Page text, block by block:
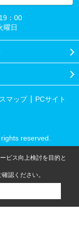
：00
曜日
マップ PCサイト
reserved.
ビス向上検討を目的と
確認ください。